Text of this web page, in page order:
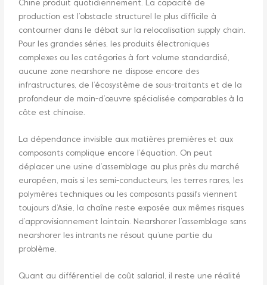
Chine produit quotidiennement. La capacité de
production est l’obstacle structurel le plus difficile à
contourner dans le débat sur la relocalisation supply chain.
Pour les grandes séries, les produits électroniques
complexes ou les catégories à fort volume standardisé,
aucune zone nearshore ne dispose encore des
infrastructures, de l’écosystème de sous-traitants et de la
profondeur de main-d’œuvre spécialisée comparables à la
côte est chinoise.
La dépendance invisible aux matières premières et aux
composants complique encore l’équation. On peut
déplacer une usine d’assemblage au plus près du marché
européen, mais si les semi-conducteurs, les terres rares, les
polymères techniques ou les composants passifs viennent
toujours d’Asie, la chaîne reste exposée aux mêmes risques
d’approvisionnement lointain. Nearshorer l’assemblage sans
nearshorer les intrants ne résout qu’une partie du
problème.
Quant au différentiel de coût salarial, il reste une réalité